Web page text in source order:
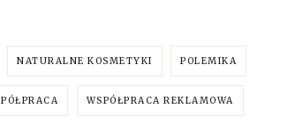
NATURALNE KOSMETYKI POLEMIKA
WSPÓŁPRACA REKLAMOWA